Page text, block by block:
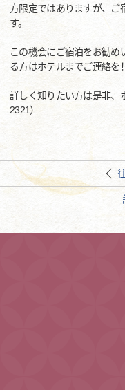
方限定ではありますが、ご
す。
この機会にご宿泊をお勧め
る方はホテルまでご連絡を！
詳しく知りたい方は是非
2321）